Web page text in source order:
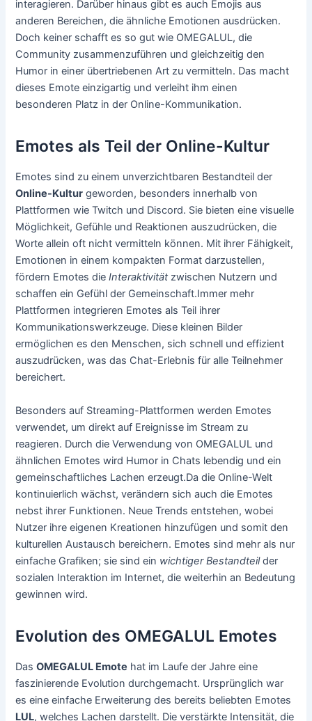
interagieren. Darüber hinaus gibt es auch Emojis aus
anderen Bereichen, die ähnliche Emotionen ausdrücken.
Doch keiner schafft es so gut wie OMEGALUL, die
Community zusammenzuführen und gleichzeitig den
Humor in einer übertriebenen Art zu vermitteln. Das macht
dieses Emote einzigartig und verleiht ihm einen
besonderen Platz in der Online-Kommunikation.
Emotes als Teil der Online-Kultur
Emotes sind zu einem unverzichtbaren Bestandteil der
Online-Kultur geworden, besonders innerhalb von
Plattformen wie Twitch und Discord. Sie bieten eine visuelle
Möglichkeit, Gefühle und Reaktionen auszudrücken, die
Worte allein oft nicht vermitteln können. Mit ihrer Fähigkeit,
Emotionen in einem kompakten Format darzustellen,
fördern Emotes dieInteraktivitätzwischen Nutzern und
schaffen ein Gefühl der Gemeinschaft.Immer mehr
Plattformen integrieren Emotes als Teil ihrer
Kommunikationswerkzeuge. Diese kleinen Bilder
ermöglichen es den Menschen, sich schnell und effizient
auszudrücken, was das Chat-Erlebnis für alle Teilnehmer
bereichert.
Besonders auf Streaming-Plattformen werden Emotes
verwendet, um direkt auf Ereignisse im Stream zu
reagieren. Durch die Verwendung von OMEGALUL und
ähnlichen Emotes wird Humor in Chats lebendig und ein
gemeinschaftliches Lachen erzeugt.Da die Online-Welt
kontinuierlich wächst, verändern sich auch die Emotes
nebst ihrer Funktionen. Neue Trends entstehen, wobei
Nutzer ihre eigenen Kreationen hinzufügen und somit den
kulturellen Austausch bereichern. Emotes sind mehr als nur
einfache Grafiken; sie sind ein wichtiger Bestandteilder
sozialen Interaktion im Internet, die weiterhin an Bedeutung
gewinnen wird.
Evolution des OMEGALUL Emotes
DasOMEGALUL Emote hat im Laufe der Jahre eine
faszinierende Evolution durchgemacht. Ursprünglich war
es eine einfache Erweiterung des bereits beliebten Emotes
LUL, welches Lachen darstellt. Die verstärkte Intensität, die